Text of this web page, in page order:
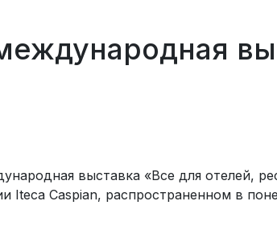
выставка «Все для отелей,
Iteca Caspian, распространенном в